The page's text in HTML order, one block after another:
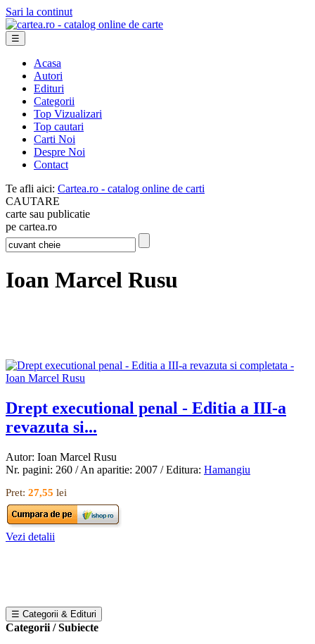
Sari la continut
☰
Acasa
Autori
Edituri
Categorii
Top Vizualizari
Top cautari
Carti Noi
Despre Noi
Contact
Te afli aici: Cartea.ro - catalog online de carti
CAUTARE
carte sau publicatie
pe cartea.ro
Ioan Marcel Rusu
Drept executional penal - Editia a III-a
revazuta si...
Autor: Ioan Marcel Rusu
Nr. pagini: 260 / An aparitie: 2007 / Editura: Hamangiu
Pret: 27,55 lei
Vezi detalii
☰ Categorii & Edituri
Categorii / Subiecte